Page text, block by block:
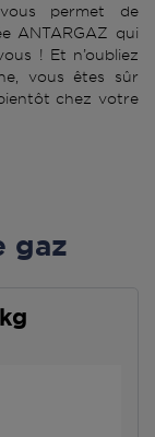
vous permet de
ANTARGAZ qui
! Et n’oubliez
vous êtes sûr
chez votre
gaz